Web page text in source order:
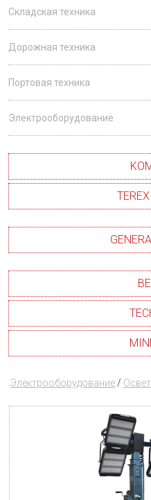
Складская техника
Дорожная техника
Портовая техника
Электрооборудование
Электрооборудование /